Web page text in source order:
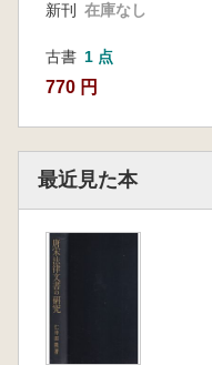
新刊 在庫なし
古書 1 点
770 円
最近見た本